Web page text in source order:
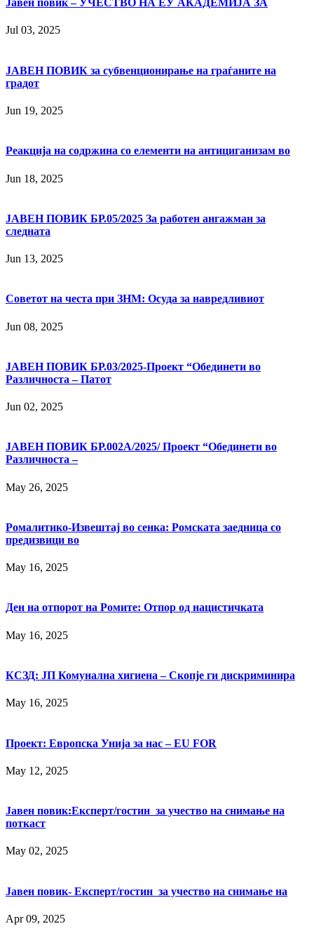
Јавен повик – УЧЕСТВО НА ЕУ АКАДЕМИЈА ЗА
Jul 03, 2025
ЈАВЕН ПОВИК за субвенционирање на граѓаните на
градот
Jun 19, 2025
Реакција на содржина со елементи на антициганизам во
Jun 18, 2025
JАВЕН ПОВИК БР.05/2025 За работен ангажман за
следната
Jun 13, 2025
Советот на честа при ЗНМ: Осуда за навредливиот
Jun 08, 2025
ЈАВЕН ПОВИК БР.03/2025-Проект “Обединети во
Различноста – Патот
Jun 02, 2025
ЈАВЕН ПОВИК БР.002А/2025/ Проект “Обединети во
Различноста –
May 26, 2025
Ромалитико-Извештај во сенка: Ромската заедница со
предизвици во
May 16, 2025
Ден на отпорот на Ромите: Отпор од нацистичката
May 16, 2025
КСЗД: ЈП Комунална хигиена – Скопје ги дискриминира
May 16, 2025
Проект: Европска Унија за нас – EU FOR
May 12, 2025
Јавен повик:Експерт/гостин за учество на снимање на
поткаст
May 02, 2025
Јавен повик- Експерт/гостин за учество на снимање на
Apr 09, 2025